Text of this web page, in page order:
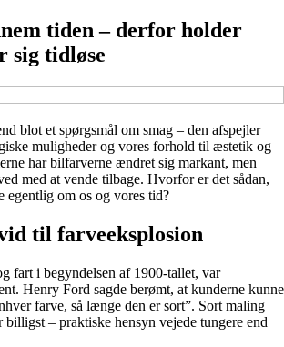
tiden – derfor holder
sig tidløse
blot et spørgsmål om smag – den afspejler
muligheder og vores forhold til æstetik og
har bilfarverne ændret sig markant, men
med at vende tilbage. Hvorfor er det sådan,
egentlig om os og vores tid?
til farveeksplosion
fart i begyndelsen af 1900-tallet, var
Henry Ford sagde berømt, at kunderne kunne
farve, så længe den er sort”. Sort maling
billigst – praktiske hensyn vejede tungere end